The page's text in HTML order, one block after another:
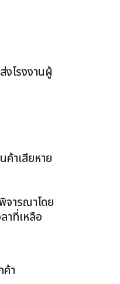
โรงงานผู้
าเสียหาย
จารณาโดย
าที่เหลือ
า